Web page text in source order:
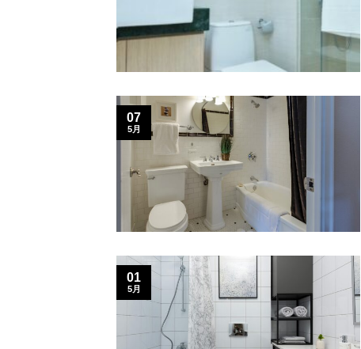
07
5月
01
5月